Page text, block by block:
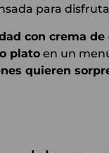
para
con crema de
plato en un
quieren